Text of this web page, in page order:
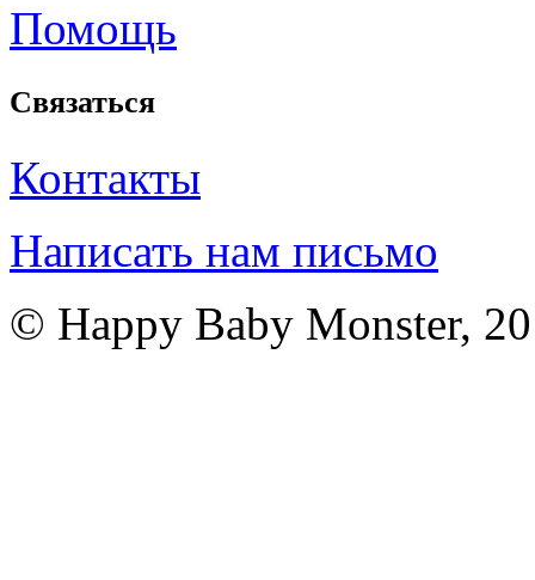
Помощь
Связаться
Контакты
Написать нам письмо
© Happy Baby Monster,